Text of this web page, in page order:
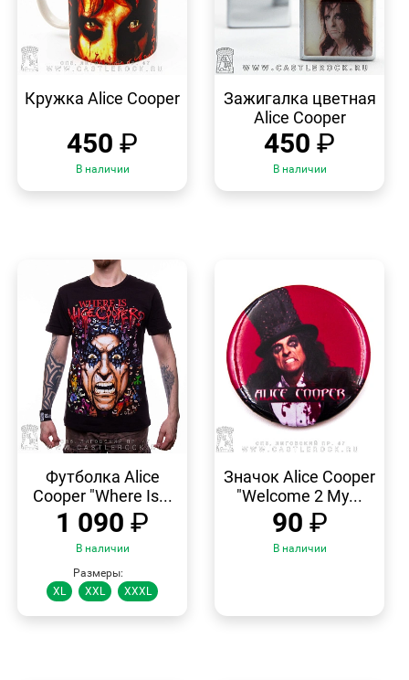
ПРОСМОТР
Кружка Alice Cooper
450 ₽
В наличии
Зажигалка цветная
Alice Cooper
450 ₽
В наличии
ПРОСМОТР
Футболка Alice
Cooper "Where Is...
1 090 ₽
В наличии
Размеры:
XL
XXL XXXL
ПРОСМОТР
Значок Alice Cooper
"Welcome 2 My...
90 ₽
В наличии